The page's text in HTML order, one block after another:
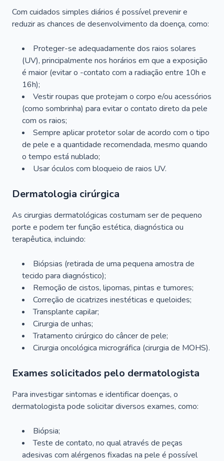
Com cuidados simples diários é possível prevenir e
reduzir as chances de desenvolvimento da doença, como:
Proteger-se adequadamente dos raios solares
(UV), principalmente nos horários em que a exposição
é maior (evitar o -contato com a radiação entre 10h e
16h);
Vestir roupas que protejam o corpo e/ou acessórios
(como sombrinha) para evitar o contato direto da pele
com os raios;
Sempre aplicar protetor solar de acordo com o tipo
de pele e a quantidade recomendada, mesmo quando
o tempo está nublado;
Usar óculos com bloqueio de raios UV.
Dermatologia cirúrgica
As cirurgias dermatológicas costumam ser de pequeno
porte e podem ter função estética, diagnóstica ou
terapêutica, incluindo:
Biópsias (retirada de uma pequena amostra de
tecido para diagnóstico);
Remoção de cistos, lipomas, pintas e tumores;
Correção de cicatrizes inestéticas e queloides;
Transplante capilar;
Cirurgia de unhas;
Tratamento cirúrgico do câncer de pele;
Cirurgia oncológica micrográfica (cirurgia de MOHS).
Exames solicitados pelo dermatologista
Para investigar sintomas e identificar doenças, o
dermatologista pode solicitar diversos exames, como:
Biópsia;
Teste de contato, no qual através de peças
adesivas com alérgenos fixadas na pele é possível